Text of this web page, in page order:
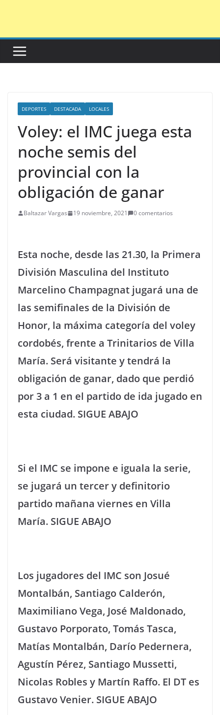
DEPORTES DESTACADA LOCALES
Voley: el IMC juega esta
noche semis del
provincial con la
obligación de ganar
Baltazar Vargas 19 noviembre, 2021 0 comentarios
Esta noche, desde las 21.30, la Primera
División Masculina del Instituto
Marcelino Champagnat jugará una de
las semifinales de la División de
Honor, la máxima categoría del voley
cordobés, frente a Trinitarios de Villa
María. Será visitante y tendrá la
obligación de ganar, dado que perdió
por 3 a 1 en el partido de ida jugado en
esta ciudad. SIGUE ABAJO
Si el IMC se impone e iguala la serie,
se jugará un tercer y definitorio
partido mañana viernes en Villa
María. SIGUE ABAJO
Los jugadores del IMC son Josué
Montalbán, Santiago Calderón,
Maximiliano Vega, José Maldonado,
Gustavo Porporato, Tomás Tasca,
Matías Montalbán, Darío Pedernera,
Agustín Pérez, Santiago Mussetti,
Nicolas Robles y Martín Raffo. El DT es
Gustavo Venier. SIGUE ABAJO